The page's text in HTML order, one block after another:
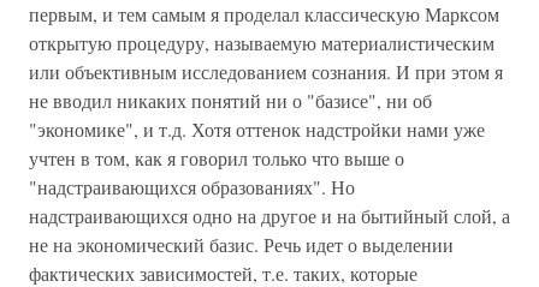
первым, и тем самым я проделал классическую Марксом
открытую процедуру, называемую материалистическим
или объективным исследованием сознания. И при этом я
не вводил никаких понятий ни о "базисе", ни об
"экономике", и т.д. Хотя оттенок надстройки нами уже
учтен в том, как я говорил только что выше о
"надстраивающихся образованиях". Но
надстраивающихся одно на другое и на бытийный слой, а
не на экономический базис. Речь идет о выделении
фактических зависимостей, т.е. таких, которые